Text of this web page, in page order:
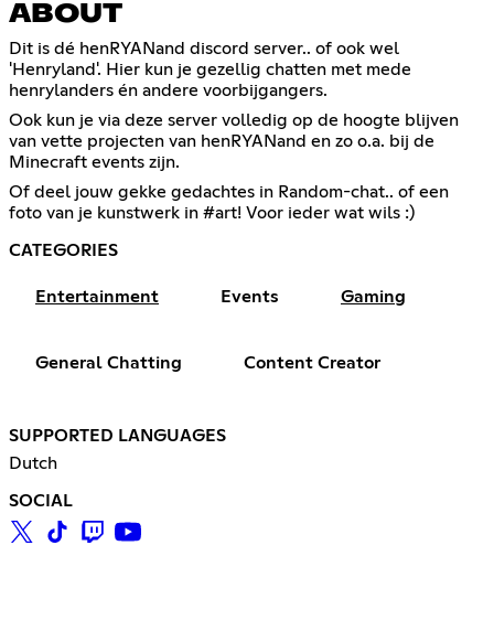
ABOUT
Dit is dé henRYANand discord server.. of ook wel
'Henryland'. Hier kun je gezellig chatten met mede
henrylanders én andere voorbijgangers.
Ook kun je via deze server volledig op de hoogte blijven
van vette projecten van henRYANand en zo o.a. bij de
Minecraft events zijn.
Of deel jouw gekke gedachtes in Random-chat.. of een
foto van je kunstwerk in #art! Voor ieder wat wils :)
CATEGORIES
Entertainment Events Gaming
General Chatting Content Creator
SUPPORTED LANGUAGES
Dutch
SOCIAL